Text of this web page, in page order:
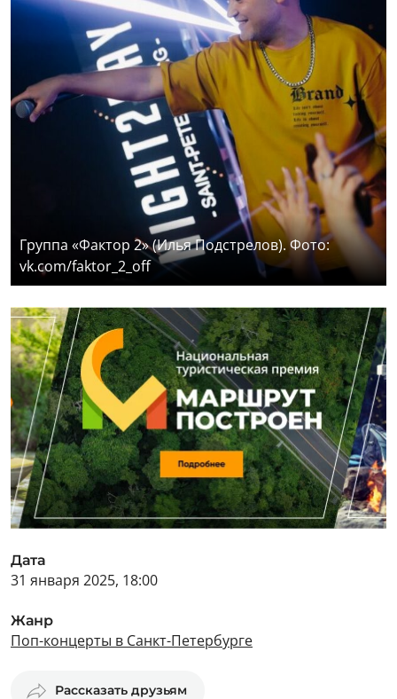
Группа «Фактор 2» (Илья Подстрелов). Фото:
vk.com/faktor_2_off
Дата
31 января 2025, 18:00
Жанр
Поп-концерты в Санкт-Петербурге
Рассказать друзьям